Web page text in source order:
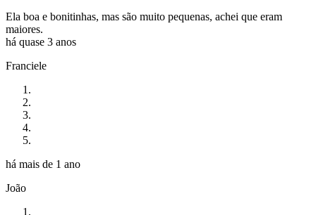
Ela boa e bonitinhas, mas são muito pequenas, achei que eram
maiores.
há quase 3 anos
Franciele
há mais de 1 ano
João